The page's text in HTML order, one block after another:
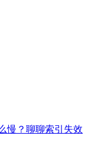
慢？聊聊索引失效